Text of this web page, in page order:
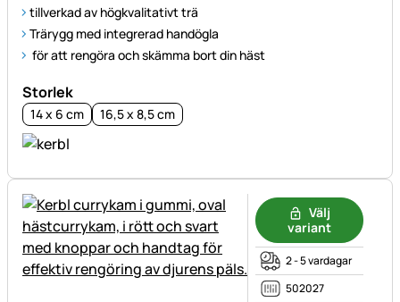
tillverkad av högkvalitativt trä
Trärygg med integrerad handögla
för att rengöra och skämma bort din häst
Storlek
14 x 6 cm 16,5 x 8,5 cm
Välj
variant
2 - 5 vardagar
502027